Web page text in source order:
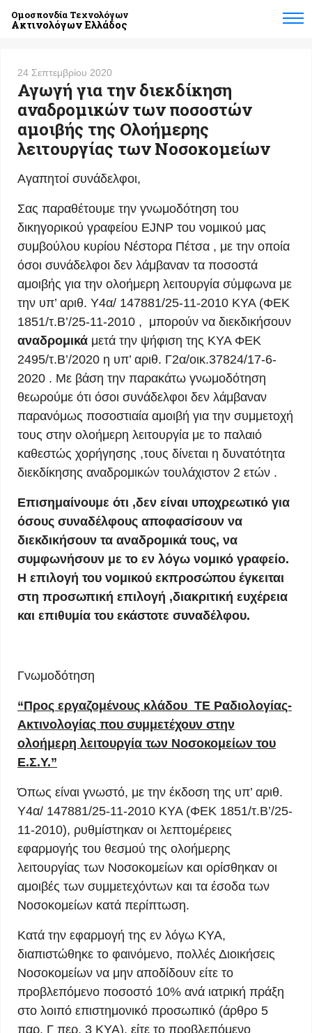
Ομοσπονδία Τεχνολόγων
Ακτινολόγων Ελλάδος
24 Σεπτεμβρίου 2020
Αγωγή για την διεκδίκηση
αναδρομικών των ποσοστών
αμοιβής της Ολοήμερης
λειτουργίας των Νοσοκομείων
Αγαπητοί συνάδελφοι,
Σας παραθέτουμε την γνωμοδότηση του
δικηγορικού γραφείου EJNP του νομικού μας
συμβούλου κυρίου Νέστορα Πέτσα , με την οποία
όσοι συνάδελφοι δεν λάμβαναν τα ποσοστά
αμοιβής για την ολοήμερη λειτουργία σύμφωνα με
την υπ’ αριθ. Υ4α/ 147881/25-11-2010 ΚΥΑ (ΦΕΚ
1851/τ.Β’/25-11-2010 , μπορούν να διεκδικήσουν
αναδρομικά μετά την ψήφιση της ΚΥΑ ΦΕΚ
2495/τ.Β’/2020 η υπ’ αριθ. Γ2α/οικ.37824/17-6-
2020 . Με βάση την παρακάτω γνωμοδότηση
θεωρούμε ότι όσοι συνάδελφοι δεν λάμβαναν
παρανόμως ποσοστιαία αμοιβή για την συμμετοχή
τους στην ολοήμερη λειτουργία με το παλαιό
καθεστώς χορήγησης ,τους δίνεται η δυνατότητα
διεκδίκησης αναδρομικών τουλάχιστον 2 ετών .
Επισημαίνουμε ότι ,δεν είναι υποχρεωτικό για
όσους συναδέλφους αποφασίσουν να
διεκδικήσουν τα αναδρομικά τους, να
συμφωνήσουν με το εν λόγω νομικό γραφείο.
Η επιλογή του νομικού εκπροσώπου έγκειται
στη προσωπική επιλογή ,διακριτική ευχέρεια
και επιθυμία του εκάστοτε συναδέλφου.
Γνωμοδότηση
“Προς εργαζομένους κλάδου ΤΕ Ραδιολογίας-
Ακτινολογίας που συμμετέχουν στην
ολοήμερη λειτουργία των Νοσοκομείων του
Ε.Σ.Υ.”
Όπως είναι γνωστό, με την έκδοση της υπ’ αριθ.
Υ4α/ 147881/25-11-2010 ΚΥΑ (ΦΕΚ 1851/τ.Β’/25-
11-2010), ρυθμίστηκαν οι λεπτομέρειες
εφαρμογής του θεσμού της ολοήμερης
λειτουργίας των Νοσοκομείων και ορίσθηκαν οι
αμοιβές των συμμετεχόντων και τα έσοδα των
Νοσοκομείων κατά περίπτωση.
Κατά την εφαρμογή της εν λόγω ΚΥΑ,
διαπιστώθηκε το φαινόμενο, πολλές Διοικήσεις
Νοσοκομείων να μην αποδίδουν είτε το
προβλεπόμενο ποσοστό 10% ανά ιατρική πράξη
στο λοιπό επιστημονικό προσωπικό (άρθρο 5
παρ. Γ περ. 3 ΚΥΑ), είτε το προβλεπόμενο